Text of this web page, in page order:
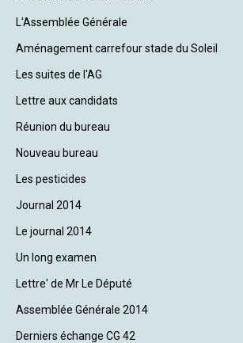
L'Assemblée Générale
Aménagement carrefour stade du Soleil
Les suites de l'AG
Lettre aux candidats
Réunion du bureau
Nouveau bureau
Les pesticides
Journal 2014
Le journal 2014
Un long examen
Lettre' de Mr Le Député
Assemblée Générale 2014
Derniers échange CG 42